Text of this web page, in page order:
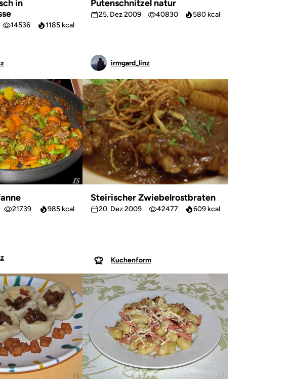
in
14536 1185 kcal
Putenschnitzel natur
25. Dez 2009 40830 580 kcal
irmgard_linz
21739 985 kcal
Steirischer Zwiebelrostbraten
20. Dez 2009 42477 609 kcal
Kuchenform